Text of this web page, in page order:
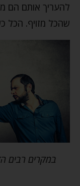
להעריך אותם הם
שהכל מזויף. הכל
במקרים רבים